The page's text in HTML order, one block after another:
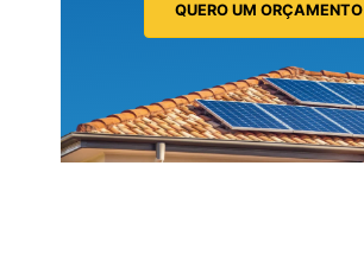
QUERO UM ORÇAMENTO